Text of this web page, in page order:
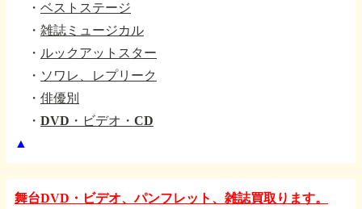
・ ベストステージ
・ 雑誌ミュージカル
・ ルックアットスター
・ ソワレ、レプリーク
・ 俳優別
・ DVD・ビデオ・CD
▲
舞台DVD・ビデオ、パンフレット、雑誌買取ります。